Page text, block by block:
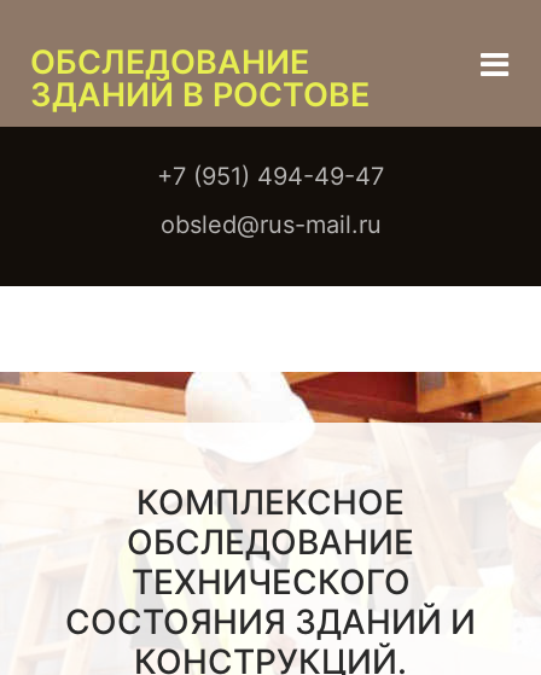
ОБСЛЕДОВАНИЕ
ЗДАНИЙ В РОСТОВЕ
+7 (951) 494-49-47
obsled@rus-mail.ru
КОМПЛЕКСНОЕ
ОБСЛЕДОВАНИЕ
ТЕХНИЧЕСКОГО
СОСТОЯНИЯ ЗДАНИЙ И
КОНСТРУКЦИЙ.